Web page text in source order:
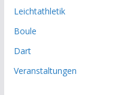
Leichtathletik
Boule
Dart
Veranstaltungen